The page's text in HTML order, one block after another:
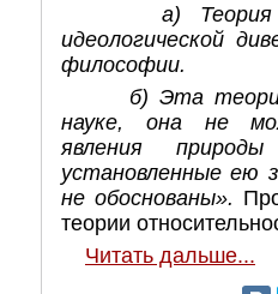
а) Теория
идеологической
философии.
б) Эта теория
науке, она не
явления
установленные ею
не обоснованы».
теории
Читать дальше...